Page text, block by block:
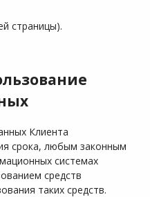
страницы).
Клиента
срока, любым законным
системах
средств
таких средств.